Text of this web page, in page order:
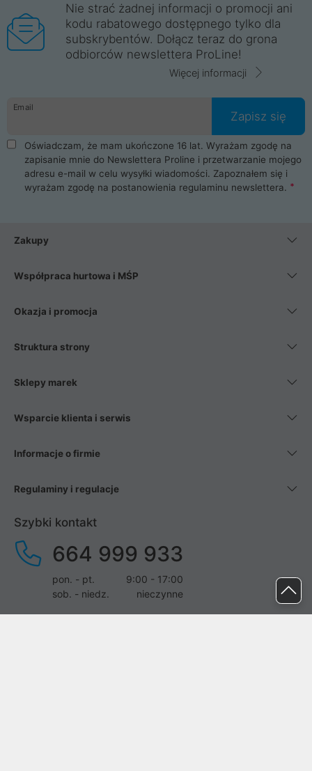
Nie strać żadnej informacji o promocji ani
kodu rabatowego dostępnego tylko dla
subskrybentów. Dołącz teraz do grona
odbiorców newslettera ProLine!
Więcej informacji
Email
Zapisz się
Oświadczam, że mam ukończone 16 lat. Wyrażam zgodę na
zapisanie mnie do Newslettera Proline i przetwarzanie mojego
adresu e-mail w celu wysyłki wiadomości. Zapoznałem się i
wyrażam zgodę na postanowienia regulaminu newslettera.
Zakupy
Współpraca hurtowa i MŚP
Okazja i promocja
Struktura strony
Sklepy marek
Wsparcie klienta i serwis
Informacje o firmie
Regulaminy i regulacje
Szybki kontakt
664 999 933
pon. - pt.
9:00 - 17:00
sob. - niedz.
nieczynne